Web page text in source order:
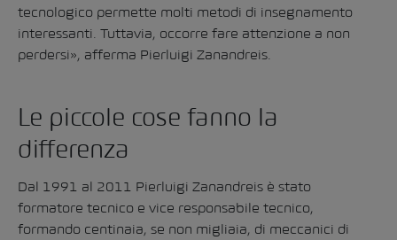
tecnologico permette molti metodi di insegnamento
interessanti. Tuttavia, occorre fare attenzione a non
perdersi», afferma Pierluigi Zanandreis.
Le piccole cose fanno la
differenza
Dal 1991 al 2011 Pierluigi Zanandreis è stato
formatore tecnico e vice responsabile tecnico,
formando centinaia, se non migliaia, di meccanici di